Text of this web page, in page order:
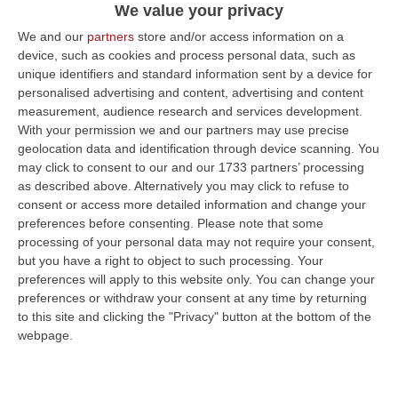
We value your privacy
We and our partners store and/or access information on a
device, such as cookies and process personal data, such as
unique identifiers and standard information sent by a device for
personalised advertising and content, advertising and content
measurement, audience research and services development.
With your permission we and our partners may use precise
geolocation data and identification through device scanning. You
may click to consent to our and our 1733 partners’ processing
as described above. Alternatively you may click to refuse to
consent or access more detailed information and change your
preferences before consenting.
Please note that some
processing of your personal data may not require your consent,
but you have a right to object to such processing. Your
preferences will apply to this website only. You can change your
preferences or withdraw your consent at any time by returning
to this site and clicking the "Privacy" button at the bottom of the
webpage.